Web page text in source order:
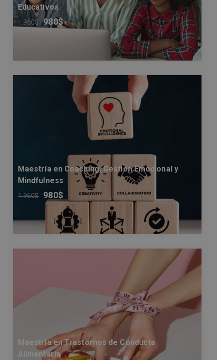
Educativos
1.960$ 980$
Maestría en Coaching, Gestión Emocional y
Mindfulness
1.960$ 980$
Maestría en Trastornos de Conducta
Alimentaria